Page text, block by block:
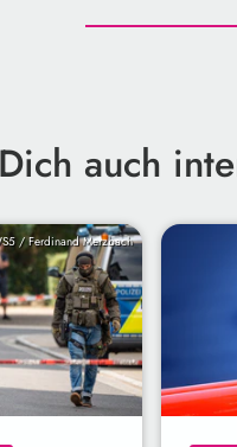
auch
/ Ferdinand Merzbach